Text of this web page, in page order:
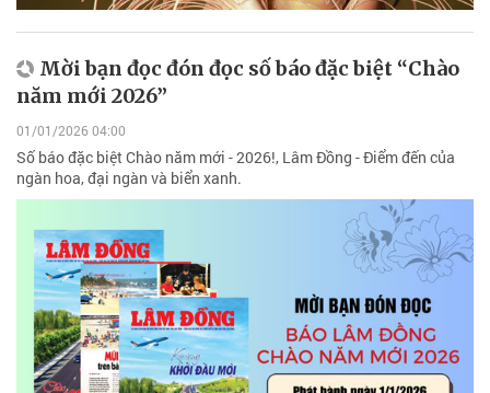
Mời bạn đọc đón đọc số báo đặc biệt “Chào
năm mới 2026”
01/01/2026 04:00
Số báo đặc biệt Chào năm mới - 2026!, Lâm Đồng - Điểm đến của
ngàn hoa, đại ngàn và biển xanh.